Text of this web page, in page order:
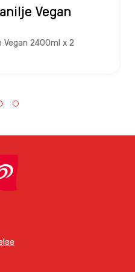
Vegan
Vegan 2400ml x 2